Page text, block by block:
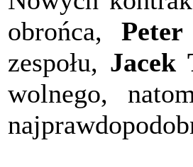
obrońca,
zespołu, Jacek
wolnego,